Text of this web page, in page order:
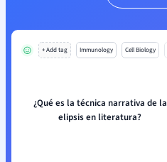
+ Add tag Immunology Cell Biology
¿Qué es la técnica narrativa de la
elipsis en literatura?